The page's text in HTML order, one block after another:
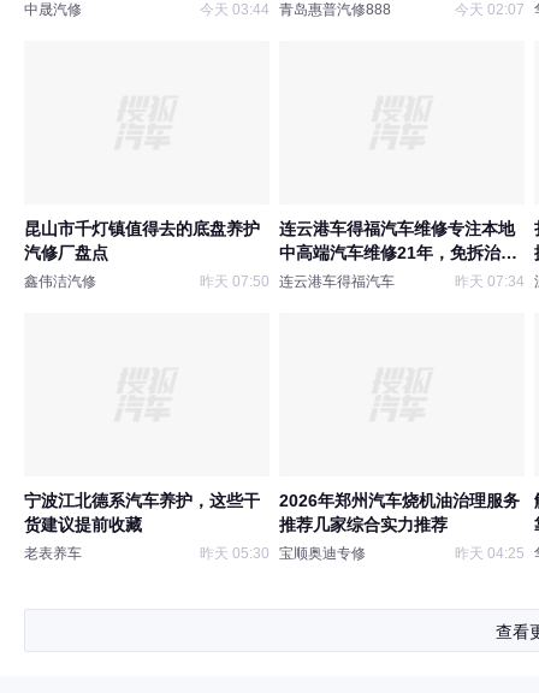
中晟汽修 今天 03:44 青岛惠普汽修888 今天 02:07
昆山市千灯镇值得去的底盘养护
汽修厂盘点
鑫伟洁汽修 昨天 07:50
连云港车得福汽车维修专注本地
中高端汽车维修21年，免拆治理
烧机油、精修发动机漏油，原厂
连云港车得福汽车 昨天 07:34
宁波江北德系汽车养护，这些干
货建议提前收藏
老表养车 昨天 05:30
2026年郑州汽车烧机油治理服务
推荐几家综合实力推荐
宝顺奥迪专修 昨天 04:25
查看